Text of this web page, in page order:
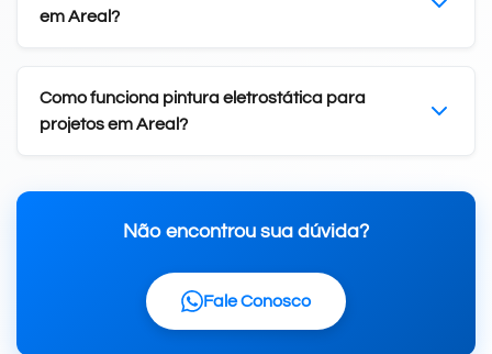
em Areal?
Como funciona pintura eletrostática para
projetos em Areal?
Não encontrou sua dúvida?
Fale Conosco